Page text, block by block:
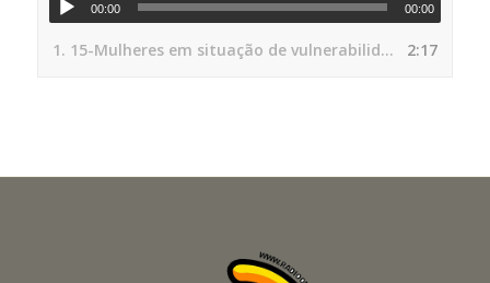
00:00 00:00
1. 15-Mulheres em situação de vulnerabilidade social tem um novo centro de acolhida com apoio 2:17